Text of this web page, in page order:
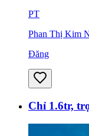
PT
Phan Thị Kim
Đăng
Chỉ 1.6tr,